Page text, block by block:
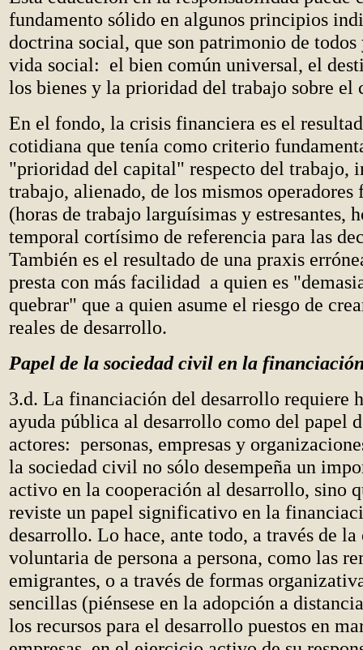
fundamento sólido en algunos principios
doctrina social, que son patrimonio de todos
vida social: el bien común universal, el
los bienes y la prioridad del trabajo sobre el
En el fondo, la crisis financiera es el
cotidiana que tenía como criterio
"prioridad del capital" respecto del trabajo,
trabajo, alienado, de los mismos operadores
(horas de trabajo larguísimas y estresantes,
temporal cortísimo de referencia para las
También es el resultado de una praxis
presta con más facilidad a quien es
quebrar" que a quien asume el riesgo de
reales de desarrollo.
Papel de la sociedad civil en la
3.d. La financiación del desarrollo requiere
ayuda pública al desarrollo como del papel
actores: personas, empresas y
la sociedad civil no sólo desempeña un
activo en la cooperación al desarrollo, sino
reviste un papel significativo en la
desarrollo. Lo hace, ante todo, a través de
voluntaria de persona a persona, como las
emigrantes, o a través de formas
sencillas (piénsese en la adopción a
los recursos para el desarrollo puestos en